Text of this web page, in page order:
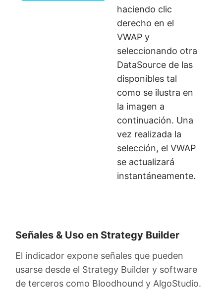
haciendo clic
derecho en el
VWAP y
seleccionando otra
DataSource de las
disponibles tal
como se ilustra en
la imagen a
continuación. Una
vez realizada la
selección, el VWAP
se actualizará
instantáneamente.
Señales & Uso en Strategy Builder
El indicador expone señales que pueden
usarse desde el Strategy Builder y software
de terceros como Bloodhound y AlgoStudio.